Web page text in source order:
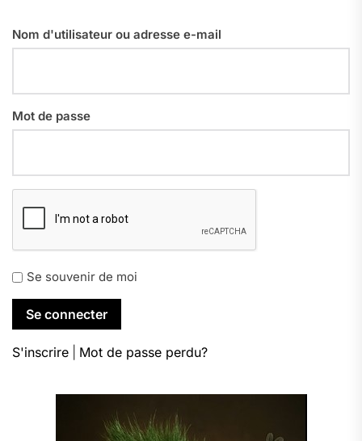
Nom d'utilisateur ou adresse e-mail
Mot de passe
Se souvenir de moi
S'inscrire Mot de passe perdu?